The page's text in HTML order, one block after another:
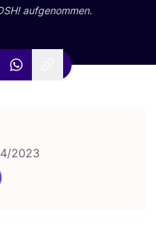
! aufgenommen.
2023